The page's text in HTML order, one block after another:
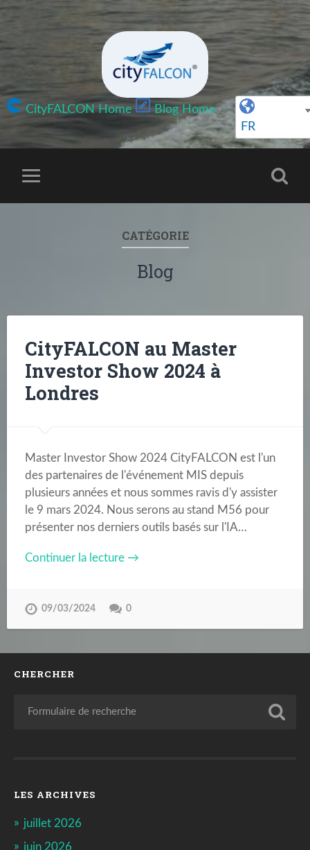
CityFALCON Home
Blog Home
FR
CATÉGORIE
Blog
CityFALCON au Master
Investor Show 2024 à
Londres
Master Investor Show 2024 CityFALCON est l'un
des partenaires de l'événement MIS depuis
plusieurs années et nous sommes ravis d'y assister
le 9 mars 2024. Nous serons au stand M56 pour
présenter nos derniers outils basés sur l'IA…
Continuer la lecture →
09/03/2024 0
CHERCHER
LES ARCHIVES
juillet 2026
juin 2026